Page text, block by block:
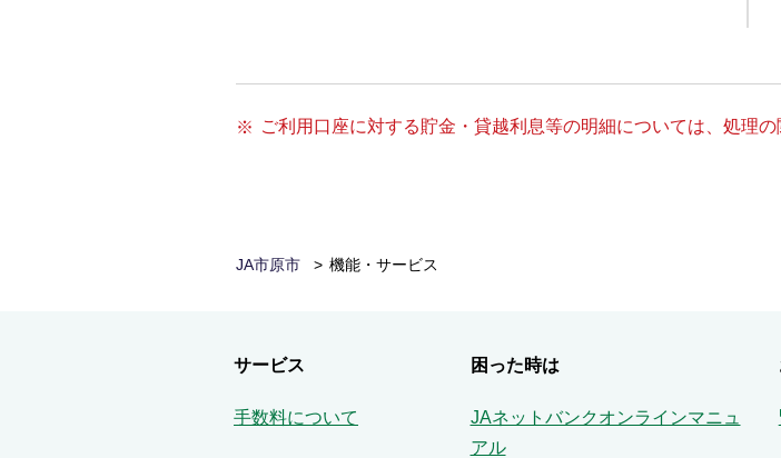
ご利用口座に対する貯金・貸越利息等の明細については、処理
JA市原市 機能・サービス
サービス
手数料について
困った時は
JAネットバンクオンラインマニュ
アル